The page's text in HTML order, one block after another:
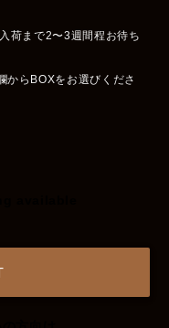
荷まで2〜3週間程お待ち
らBOXをお選びくださ